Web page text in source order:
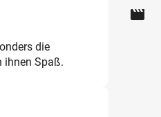
die
ihnen Spaß.
movie